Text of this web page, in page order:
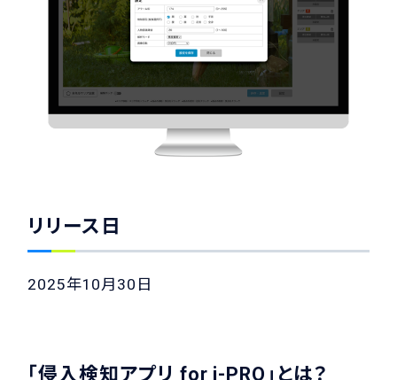
リリース日
2025年10月30日
「侵入検知アプリ for i-PRO」とは？